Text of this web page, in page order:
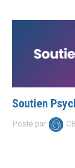
Soutien
Posté par